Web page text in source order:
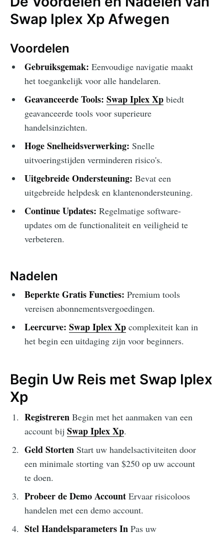
Swap Iplex Xp Afwegen
Voordelen
Gebruiksgemak: Eenvoudige navigatie maakt
het toegankelijk voor alle handelaren.
Geavanceerde Tools: Swap Iplex Xpbiedt
geavanceerde tools voor superieure
handelsinzichten.
Hoge Snelheidsverwerking: Snelle
uitvoeringstijden verminderen risico's.
Uitgebreide Ondersteuning: Bevat een
uitgebreide helpdesk en klantenondersteuning.
Continue Updates: Regelmatige software-
updates om de functionaliteit en veiligheid te
verbeteren.
Nadelen
Beperkte Gratis Functies: Premium tools
vereisen abonnementsvergoedingen.
Leercurve: Swap Iplex Xpcomplexiteit kan in
het begin een uitdaging zijn voor beginners.
Begin Uw Reis met Swap Iplex
Xp
RegistrerenBegin met het aanmaken van een
account bij Swap Iplex Xp.
Geld StortenStart uw handelsactiviteiten door
een minimale storting van $250 op uw account
te doen.
Probeer de Demo AccountErvaar risicoloos
handelen met een demo account.
Stel Handelsparameters InPas uw